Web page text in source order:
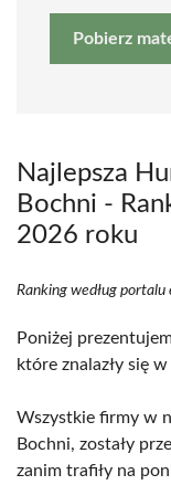
Pobierz
Najlepsza
Bochni -
2026 roku
Ranking według portalu
Poniżej
które znalazły się
Wszystkie firmy w
Bochni, zostały
zanim trafiły na